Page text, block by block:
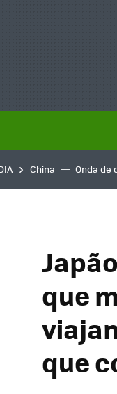
China Onda de
que
que